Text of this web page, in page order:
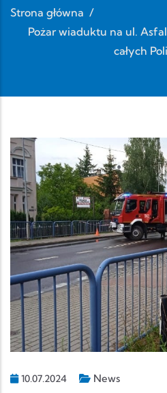
Strona główna /
Pożar wiaduktu na ul.
całych
10.07.2024 News